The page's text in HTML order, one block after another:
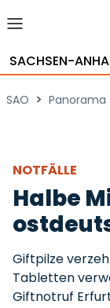
SACHSEN-
SAO > Panorama
NOTFÄLLE
Halbe
Giftpilze
Tabletten
Giftnotruf